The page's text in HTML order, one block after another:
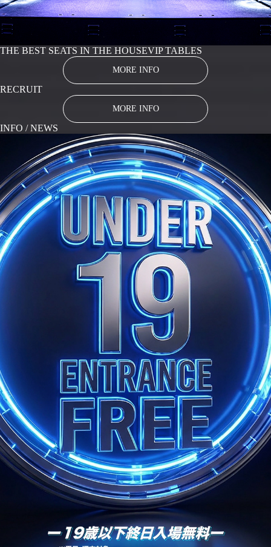
THE BEST SEATS IN THE HOUSEVIP TABLES
MORE INFO
RECRUIT
MORE INFO
INFO / NEWS